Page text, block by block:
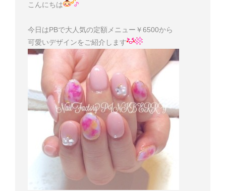
こんにちは
今日はPBで大人気の定額メニュー￥6500から
可愛いデザインをご紹介します